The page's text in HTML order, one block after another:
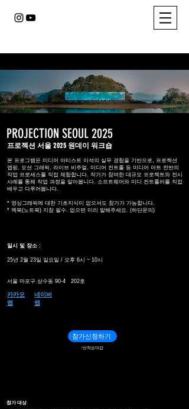
PROJECTION SEOUL 2025
프로젝션 서울 2025 원데이 워크숍
본 프로그램은 미디어 아티스트 이석의 실무 경험을 기반으로, 프로젝션
맵핑, 모션 그래픽, 라이브 비주얼, 미디어 컨트롤 등 미디어 아트 전반의
작업 프로세스를 직접 체험합니다. 작가가 참여한 대규모 프로젝트와 전시
사례를 통해 작업 과정을 알아봅니다. 소프트웨어와 미디 컨트롤러를 직접
배우고 다루어봅니다.
* 영상그래픽에 대한 기초지식이 없으셔도 참가가 가능합니다.
* 맥북(노트북) 지참 필수. 없으면 미리 말해주세요. (하단문의)
일시 및 장소 :
25년 2월 23일 일요일 / 오후 6시 ~ 10시
서울 마포구 상수동 90-4 202호
카카오
맵
네이버
맵
참가신청하기
*선착순마감
참가 대상